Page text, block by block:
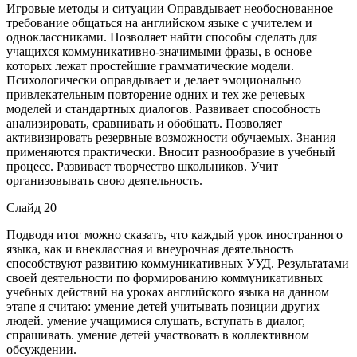
Игровые методы и ситуации Оправдывает необоснованное
требование общаться на английском языке с учителем и
одноклассниками. Позволяет найти способы сделать для
учащихся коммуникативно-значимыми фразы, в основе
которых лежат простейшие грамматические модели.
Психологически оправдывает и делает эмоционально
привлекательным повторение одних и тех же речевых
моделей и стандартных диалогов. Развивает способность
анализировать, сравнивать и обобщать. Позволяет
активизировать резервные возможности обучаемых. Знания
применяются практически. Вносит разнообразие в учебный
процесс. Развивает творчество школьников. Учит
организовывать свою деятельность.
Слайд 20
Подводя итог можно сказать, что каждый урок иностранного
языка, как и внеклассная и внеурочная деятельность
способствуют развитию коммуникативных УУД. Результатами
своей деятельности по формированию коммуникативных
учебных действий на уроках английского языка на данном
этапе я считаю: умение детей учитывать позиции других
людей. умение учащимися слушать, вступать в диалог,
спрашивать. умение детей участвовать в коллективном
обсуждении.